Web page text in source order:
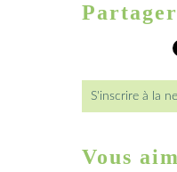
S'inscrire à la
Vous